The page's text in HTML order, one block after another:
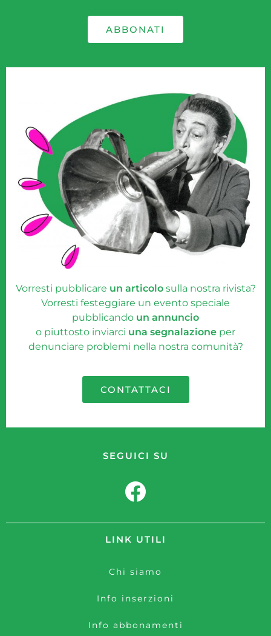
ABBONATI
Vorresti pubblicare un articolosulla nostra rivista?
Vorresti festeggiare un evento speciale
pubblicando un annuncio
o piuttosto inviarci una segnalazione per
denunciare problemi nella nostra comunità?
CONTATTACI
LINK UTILI
Chi siamo
Info inserzioni
Info abbonamenti
SEGUICI SU